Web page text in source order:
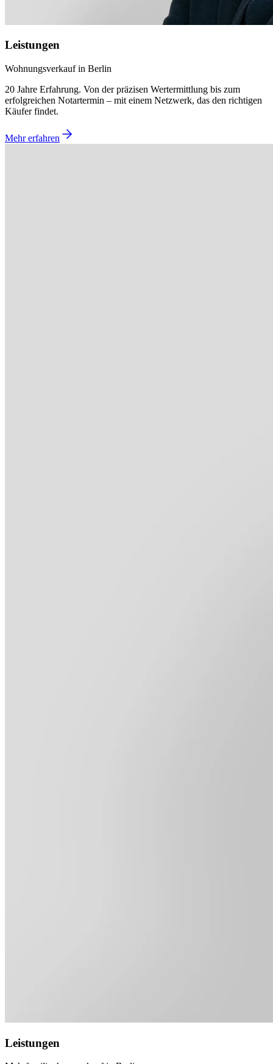
Leistungen
Wohnungsverkauf in Berlin
20 Jahre Erfahrung. Von der präzisen Wertermittlung bis zum
erfolgreichen Notartermin – mit einem Netzwerk, das den richtigen
Käufer findet.
Mehr erfahren
Leistungen